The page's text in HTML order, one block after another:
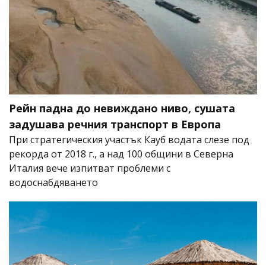
Рейн падна до невиждано ниво, сушата
задушава речния транспорт в Европа
При стратегическия участък Кауб водата слезе под
рекорда от 2018 г., а над 100 общини в Северна
Италия вече изпитват проблеми с
водоснабдяването